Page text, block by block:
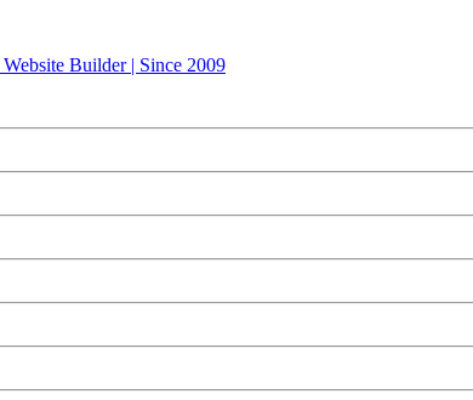
Website Builder | Since 2009